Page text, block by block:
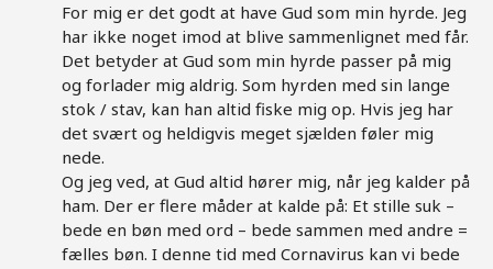
For mig er det godt at have Gud som min hyrde. Jeg
har ikke noget imod at blive sammenlignet med får.
Det betyder at Gud som min hyrde passer på mig
og forlader mig aldrig. Som hyrden med sin lange
stok / stav, kan han altid fiske mig op. Hvis jeg har
det svært og heldigvis meget sjælden føler mig
nede.
Og jeg ved, at Gud altid hører mig, når jeg kalder på
ham. Der er flere måder at kalde på: Et stille suk –
bede en bøn med ord – bede sammen med andre =
fælles bøn. I denne tid med Cornavirus kan vi bede